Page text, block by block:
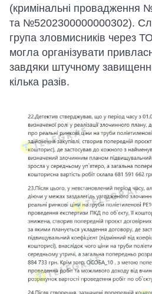
(кримінальні провадження
та №5202300000000302).
група зловмисників через
могла організувати
завдяки штучному
кілька разів.